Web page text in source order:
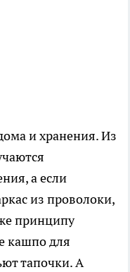
и хранения. Из
а если
из проволоки,
принципу
кашпо для
тапочки. А